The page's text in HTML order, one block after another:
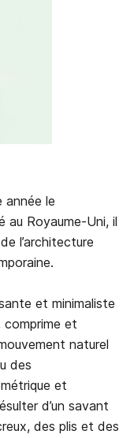
année le
au Royaume-Uni, il
l’architecture
et minimaliste
comprime et
naturel
des
et
d’un savant
des plis et des